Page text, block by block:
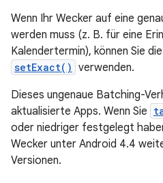
Wenn Ihr Wecker auf eine
werden muss (z. B. für eine
Kalendertermin), können Sie
setExact() verwenden.
Dieses ungenaue Batching-
aktualisierte Apps. Wenn Sie
oder niedriger festgelegt
Wecker unter Android 4.4
Versionen.